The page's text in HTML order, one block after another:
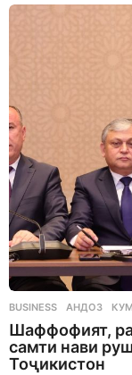
a
BUSINESS АНДОЗ ,
Шаффофият,
самти нави
Тоҷикистон